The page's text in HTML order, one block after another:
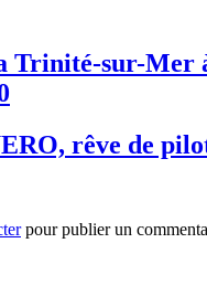
Trinité-sur-Mer
rêve de
pour publier un